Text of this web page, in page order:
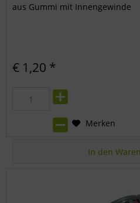
aus Gummi mit Innengewinde
€ 1,20 *
In den
Merken